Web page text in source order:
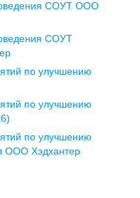
СОУТ ООО
СОУТ
по улучшению
по улучшению
по улучшению
ООО Хэдхантер